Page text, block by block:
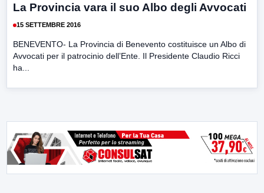
La Provincia vara il suo Albo degli Avvocati
15 SETTEMBRE 2016
BENEVENTO- La Provincia di Benevento costituisce un Albo di
Avvocati per il patrocinio dell’Ente. Il Presidente Claudio Ricci
ha...